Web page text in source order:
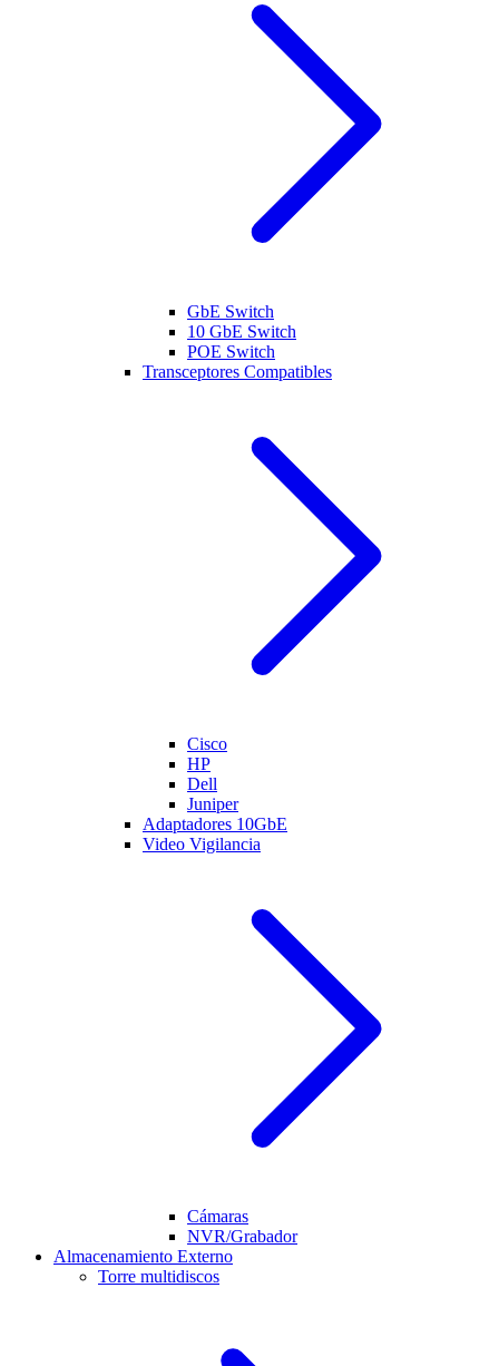
GbE Switch
10 GbE Switch
POE Switch
Transceptores Compatibles
Cisco
HP
Dell
Juniper
Adaptadores 10GbE
Video Vigilancia
Cámaras
NVR/Grabador
Almacenamiento Externo
Torre multidiscos